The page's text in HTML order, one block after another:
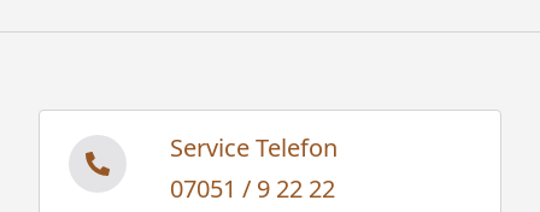
Service Telefon
07051 / 9 22 22